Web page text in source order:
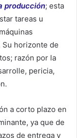
producción; esta
tareas u
horizonte de
razón por la
pericia,
a corto plazo en
ya que de
de entrega y